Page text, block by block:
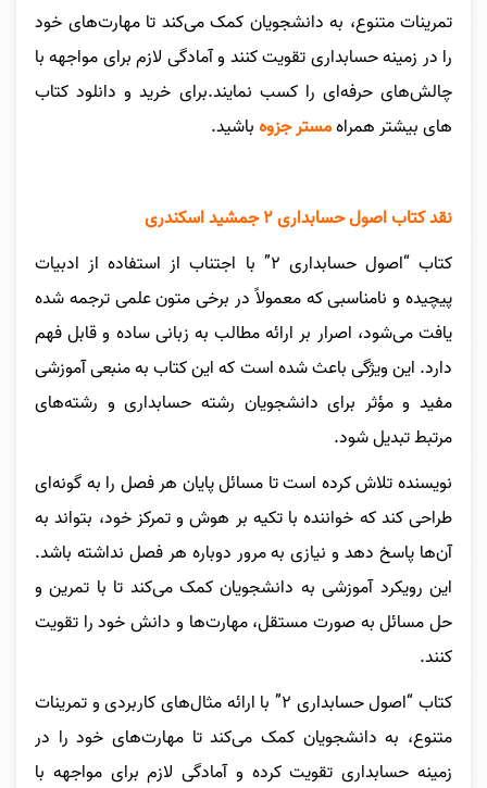
تمرینات متنوع، به دانشجویان کمک می‌کند تا مهارت‌های خود
را در زمینه حسابداری تقویت کنند و آمادگی لازم برای مواجهه با
چالش‌های حرفه‌ای را کسب نمایند.برای خرید و دانلود کتاب
های بیشتر همراهمستر جزوهباشید.
نقد کتاب اصول حسابداری ۲ جمشید اسکندری
کتاب “اصول حسابداری ۲” با اجتناب از استفاده از ادبیات
پیچیده و نامناسبی که معمولاً در برخی متون علمی ترجمه شده
یافت می‌شود، اصرار بر ارائه مطالب به زبانی ساده و قابل فهم
دارد. این ویژگی باعث شده است که این کتاب به منبعی آموزشی
مفید و مؤثر برای دانشجویان رشته حسابداری و رشته‌های
مرتبط تبدیل شود.
نویسنده تلاش کرده است تا مسائل پایان هر فصل را به گونه‌ای
طراحی کند که خواننده با تکیه بر هوش و تمرکز خود، بتواند به
آن‌ها پاسخ دهد و نیازی به مرور دوباره هر فصل نداشته باشد.
این رویکرد آموزشی به دانشجویان کمک می‌کند تا با تمرین و
حل مسائل به صورت مستقل، مهارت‌ها و دانش خود را تقویت
کنند.
کتاب “اصول حسابداری ۲” با ارائه مثال‌های کاربردی و تمرینات
متنوع، به دانشجویان کمک می‌کند تا مهارت‌های خود را در
زمینه حسابداری تقویت کرده و آمادگی لازم برای مواجهه با